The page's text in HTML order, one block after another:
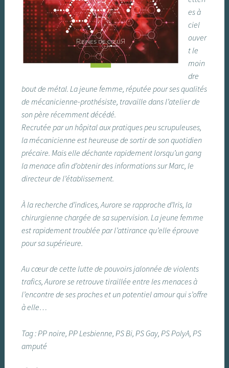
es à
ciel
ouver
t le
moin
dre
bout de métal. La jeune femme, réputée pour ses qualités
de mécanicienne-prothésiste, travaille dans l’atelier de
son père récemment décédé.
Recrutée par un hôpital aux pratiques peu scrupuleuses,
la mécanicienne est heureuse de sortir de son quotidien
précaire. Mais elle déchante rapidement lorsqu’un gang
la menace afin d’obtenir des informations sur Marc, le
directeur de l’établissement.
À la recherche d’indices, Aurore se rapproche d’Iris, la
chirurgienne chargée de sa supervision. La jeune femme
est rapidement troublée par l’attirance qu’elle éprouve
pour sa supérieure.
Au cœur de cette lutte de pouvoirs jalonnée de violents
trafics, Aurore se retrouve tiraillée entre les menaces à
l’encontre de ses proches et un potentiel amour qui s’offre
à elle…
Tag : PP noire, PP Lesbienne, PS Bi, PS Gay, PS PolyA, PS
amputé